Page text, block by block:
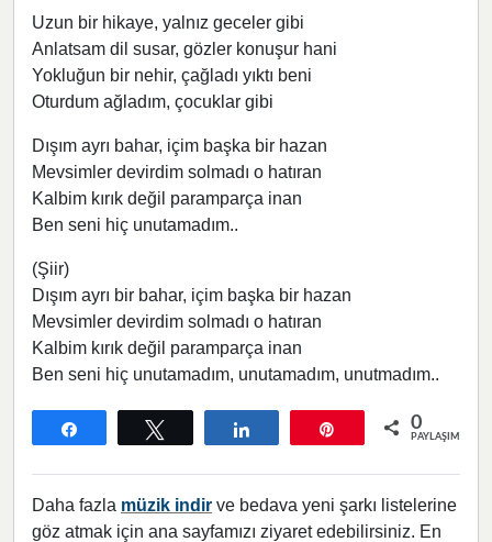
Uzun bir hikaye, yalnız geceler gibi
Anlatsam dil susar, gözler konuşur hani
Yokluğun bir nehir, çağladı yıktı beni
Oturdum ağladım, çocuklar gibi
Dışım ayrı bahar, içim başka bir hazan
Mevsimler devirdim solmadı o hatıran
Kalbim kırık değil paramparça inan
Ben seni hiç unutamadım..
(Şiir)
Dışım ayrı bir bahar, içim başka bir hazan
Mevsimler devirdim solmadı o hatıran
Kalbim kırık değil paramparça inan
Ben seni hiç unutamadım, unutamadım, unutmadım..
0
PAYLAŞIMLAR
Daha fazla müzik indir ve bedava yeni şarkı listelerine
göz atmak için ana sayfamızı ziyaret edebilirsiniz. En